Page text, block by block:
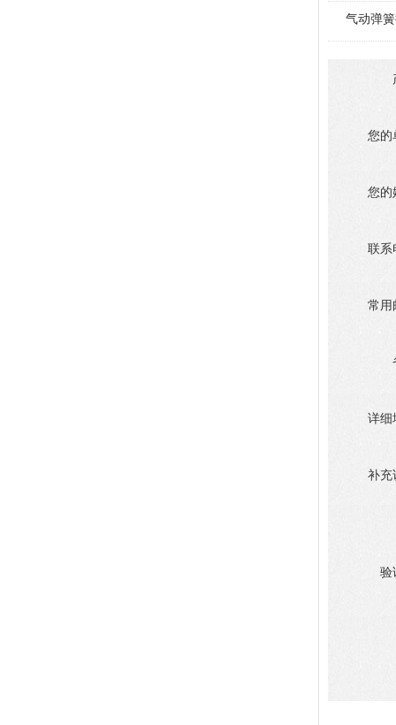
气动弹
您的
您的
联系
常用
详细
补充
验